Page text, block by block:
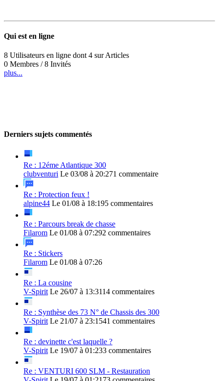
Qui est en ligne
8 Utilisateurs en ligne dont 4 sur Articles
0 Membres / 8 Invités
plus...
Derniers sujets commentés
Re : 12éme Atlantique 300
clubventuri Le 03/08 à 20:271 commentaire
Re : Protection feux !
alpine44 Le 01/08 à 18:195 commentaires
Re : Parcours break de chasse
Filarom Le 01/08 à 07:292 commentaires
Re : Stickers
Filarom Le 01/08 à 07:26
Re : La cousine
V-Spirit Le 26/07 à 13:3114 commentaires
Re : Synthèse des 73 N° de Chassis des 300
V-Spirit Le 21/07 à 23:1541 commentaires
Re : devinette c'est laquelle ?
V-Spirit Le 19/07 à 01:233 commentaires
Re : VENTURI 600 SLM - Restauration